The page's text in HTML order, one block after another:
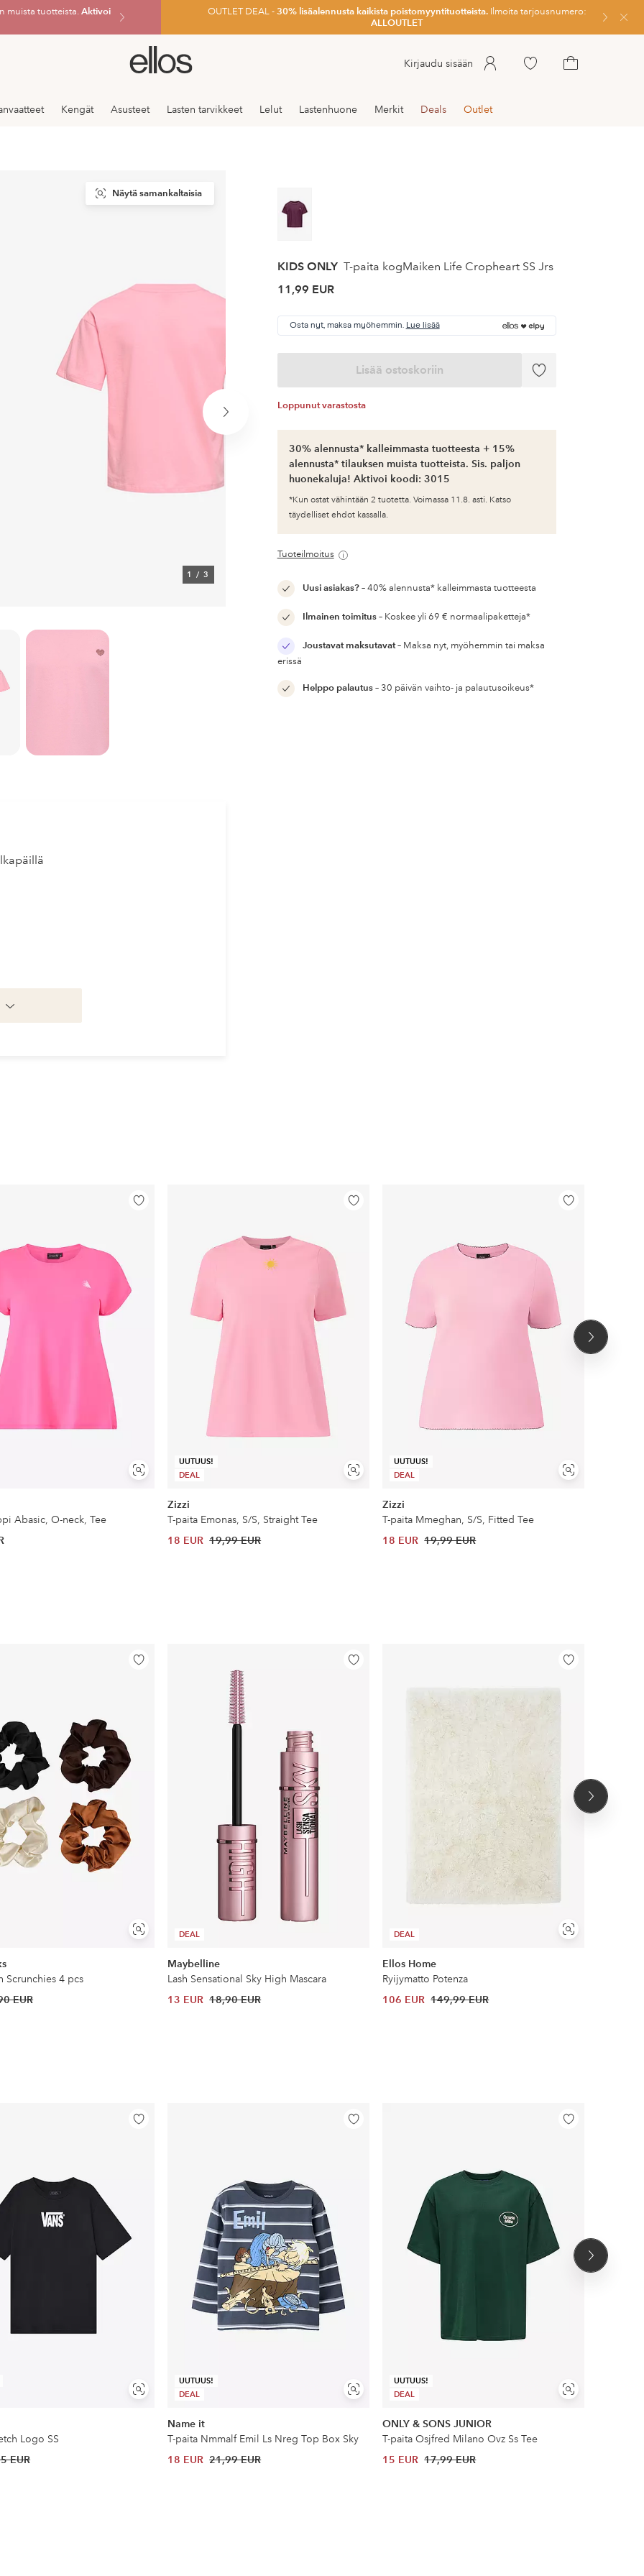
muista tuotteista.Aktivoi
OUTLET DEAL -30% lisäalennusta kaikista poistomyyntituotteista.Ilmoita tarjousnumero:
ALLOUTLET
Sulje
Ellos-
logo
siirry
Kirjaudu sisään
Siirry
Kengät Asusteet Lasten tarvikkeet Lelut Lastenhuone Merkit Deals Outlet
Seuraava
1/ 3
Näytä samankaltaisia
KIDS ONLY T-paita kogMaiken Life Cropheart SS Jrs
11,99 EUR
Osta nyt, maksa myöhemmin. Lue lisää
Lisää ostoskoriin
Lisää
Loppunut varastosta
30% alennusta* kalleimmasta tuotteesta + 15%
alennusta* tilauksen muista tuotteista. Sis. paljon
huonekaluja! Aktivoi koodi: 3015
*Kun ostat vähintään 2 tuotetta. Voimassa 11.8. asti. Katso
täydelliset ehdot kassalla.
Tuoteilmoitus
Uusi asiakas?– 40% alennusta* kalleimmasta tuotteesta
Ilmainen toimitus– Koskee yli 69 € normaalipaketteja*
Joustavat maksutavat– Maksa nyt, myöhemmin tai maksa
erissä
Helppo palautus– 30 päivän vaihto- ja palautusoikeus*
Näytä
samankaltaisia
Lisää
Abasic, O-neck, Tee
UUTUUS!
DEAL
Näytä
samankaltaisia
Lisää
Zizzi
T-paita Emonas, S/S, Straight Tee
18 EUR 19,99 EUR
UUTUUS!
DEAL
Näytä
samankaltaisia
Lisää
Zizzi
T-paita Mmeghan, S/S, Fitted Tee
18 EUR 19,99 EUR
Seuraava
tuote
Näytä
samankaltaisia
Lisää
Scrunchies 4 pcs
EUR
DEAL
Lisää
Maybelline
Lash Sensational Sky High Mascara
13 EUR 18,90 EUR
DEAL
Näytä
samankaltaisia
Lisää
Ellos Home
Ryijymatto Potenza
106 EUR 149,99 EUR
Seuraava
tuote
Näytä
samankaltaisia
Lisää
Logo SS
EUR
UUTUUS!
DEAL
Näytä
samankaltaisia
Lisää
Name it
T-paita Nmmalf Emil Ls Nreg Top Box Sky
18 EUR 21,99 EUR
UUTUUS!
DEAL
Näytä
samankaltaisia
Lisää
ONLY & SONS JUNIOR
T-paita Osjfred Milano Ovz Ss Tee
15 EUR 17,99 EUR
Seuraava
tuote